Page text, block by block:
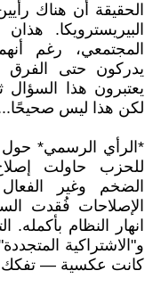
الحقيقة أن هناك
البيريسترويكا.
المجتمعي، رغم
يدركون حتى الفرق
يعتبرون هذا السؤال
لكن هذا ليس
*الرأي الرسمي* حول
للحزب حاولت
الضخم وغير
الإصلاحات فُقدت
انهار النظام
و"الاشتراكية
كانت عكسية — تفكك